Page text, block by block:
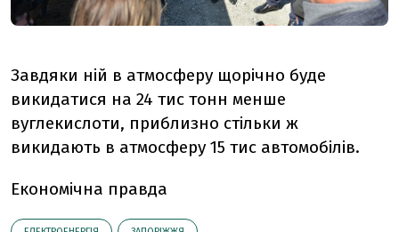
Завдяки ній в атмосферу щорічно буде
викидатися на 24 тис тонн менше
вуглекислоти, приблизно стільки ж
викидають в атмосферу 15 тис автомобілів.
Економічна правда